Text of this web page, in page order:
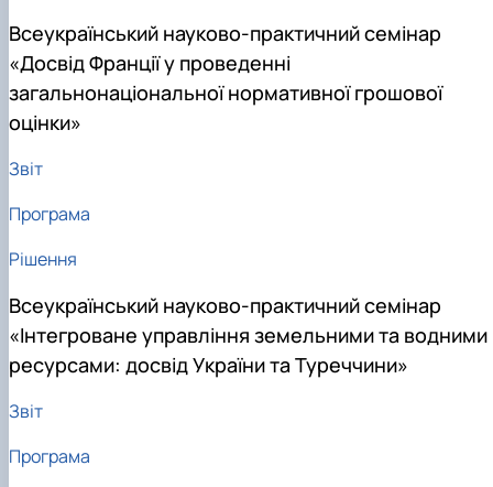
Всеукраїнський науково-практичний семінар
«Досвід Франції у проведенні
загальнонаціональної нормативної грошової
оцінки»
Звіт
Програма
Рішення
Всеукраїнський науково-практичний семінар
«Інтегроване управління земельними та водними
ресурсами: досвід України та Туреччини»
Звіт
Програма